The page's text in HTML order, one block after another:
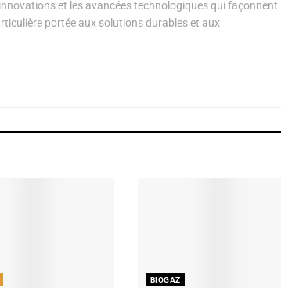
et les avancées technologiques qui façonnent
portée aux solutions durables et aux
BIOGAZ